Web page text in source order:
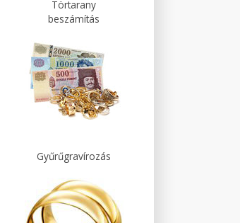
Törtarany
beszámítás
Gyűrűgravírozás